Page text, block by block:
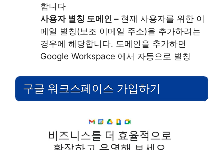
합니다
사용자 별칭 도메인 – 현재 사용자를 위한 이
메일 별칭(보조 이메일 주소)을 추가하려는
경우에 해당합니다. 도메인을 추가하면
Google Workspace 에서 자동으로 별칭
구글 워크스페이스 가입하기